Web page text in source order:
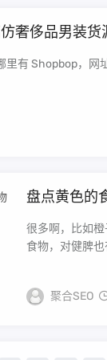
奢侈品男装货
里有 Shopbop，
盘点黄色的
很多啊，比如
食物，对健脾
聚合SEO